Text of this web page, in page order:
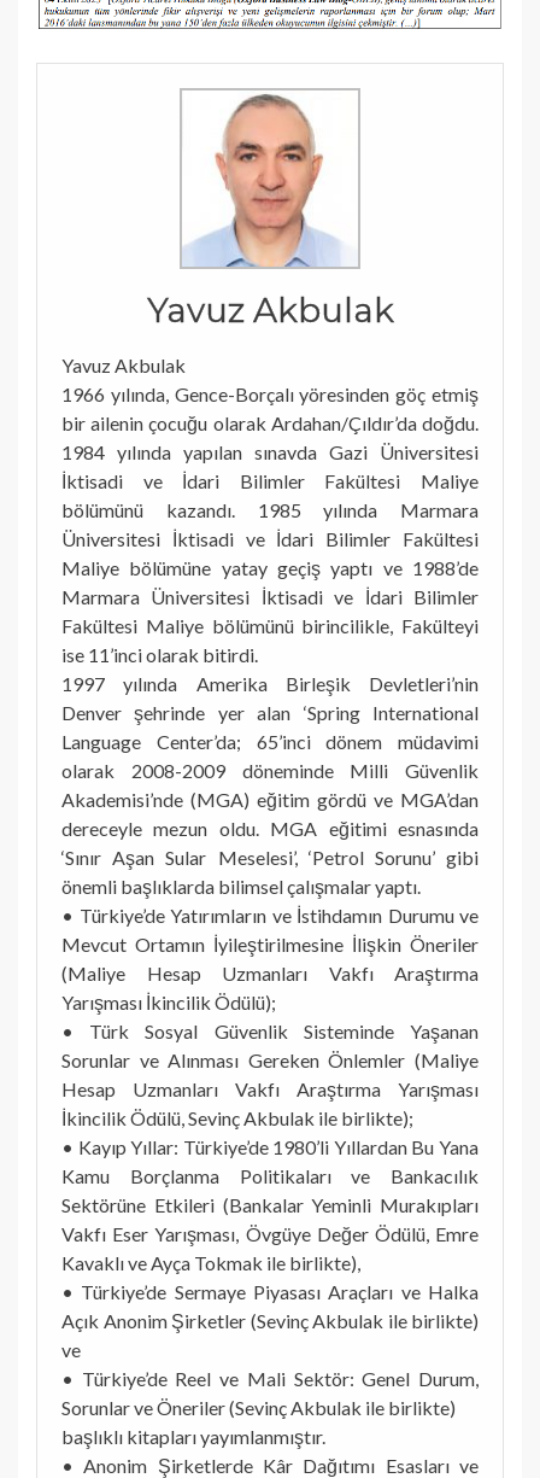
Yavuz Akbulak
Yavuz Akbulak
1966 yılında, Gence-Borçalı yöresinden göç etmiş
bir ailenin çocuğu olarak Ardahan/Çıldır’da doğdu.
1984 yılında yapılan sınavda Gazi Üniversitesi
İktisadi ve İdari Bilimler Fakültesi Maliye
bölümünü kazandı. 1985 yılında Marmara
Üniversitesi İktisadi ve İdari Bilimler Fakültesi
Maliye bölümüne yatay geçiş yaptı ve 1988’de
Marmara Üniversitesi İktisadi ve İdari Bilimler
Fakültesi Maliye bölümünü birincilikle, Fakülteyi
ise 11’inci olarak bitirdi.
1997 yılında Amerika Birleşik Devletleri’nin
Denver şehrinde yer alan ‘Spring International
Language Center’da; 65’inci dönem müdavimi
olarak 2008-2009 döneminde Milli Güvenlik
Akademisi’nde (MGA) eğitim gördü ve MGA’dan
dereceyle mezun oldu. MGA eğitimi esnasında
‘Sınır Aşan Sular Meselesi’, ‘Petrol Sorunu’ gibi
önemli başlıklarda bilimsel çalışmalar yaptı.
• Türkiye’de Yatırımların ve İstihdamın Durumu ve
Mevcut Ortamın İyileştirilmesine İlişkin Öneriler
(Maliye Hesap Uzmanları Vakfı Araştırma
Yarışması İkincilik Ödülü);
• Türk Sosyal Güvenlik Sisteminde Yaşanan
Sorunlar ve Alınması Gereken Önlemler (Maliye
Hesap Uzmanları Vakfı Araştırma Yarışması
İkincilik Ödülü, Sevinç Akbulak ile birlikte);
• Kayıp Yıllar: Türkiye’de 1980’li Yıllardan Bu Yana
Kamu Borçlanma Politikaları ve Bankacılık
Sektörüne Etkileri (Bankalar Yeminli Murakıpları
Vakfı Eser Yarışması, Övgüye Değer Ödülü, Emre
Kavaklı ve Ayça Tokmak ile birlikte),
• Türkiye’de Sermaye Piyasası Araçları ve Halka
Açık Anonim Şirketler (Sevinç Akbulak ile birlikte)
ve
• Türkiye’de Reel ve Mali Sektör: Genel Durum,
Sorunlar ve Öneriler (Sevinç Akbulak ile birlikte)
başlıklı kitapları yayımlanmıştır.
• Anonim Şirketlerde Kâr Dağıtımı Esasları ve